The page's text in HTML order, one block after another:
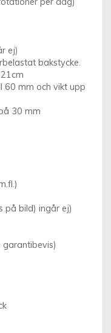
ej)
bakstycke.
60 mm och vikt upp
30 mm
på bild) ingår ej)
garantibevis)